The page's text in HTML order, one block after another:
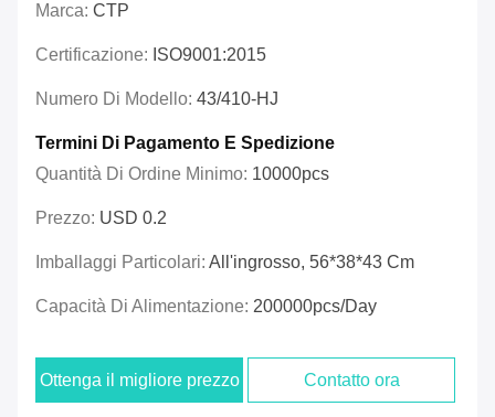
Marca: CTP
Certificazione: ISO9001:2015
Numero Di Modello: 43/410-HJ
Termini Di Pagamento E Spedizione
Quantità Di Ordine Minimo: 10000pcs
Prezzo: USD 0.2
Imballaggi Particolari: All'ingrosso, 56*38*43 Cm
Capacità Di Alimentazione: 200000pcs/day
Ottenga il migliore prezzo Contatto ora